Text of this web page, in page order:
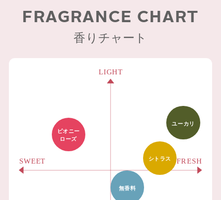
FRAGRANCE CHART
香りチャート
無香料
ユーカリ
シトラス
ピオニー
ローズ